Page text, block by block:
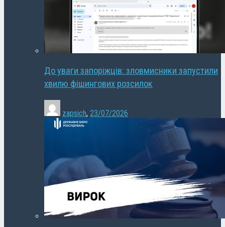
До уваги запоріжців: зловмисники запустили
хвилю фішингових розсилок
zapsich, 23/07/2026